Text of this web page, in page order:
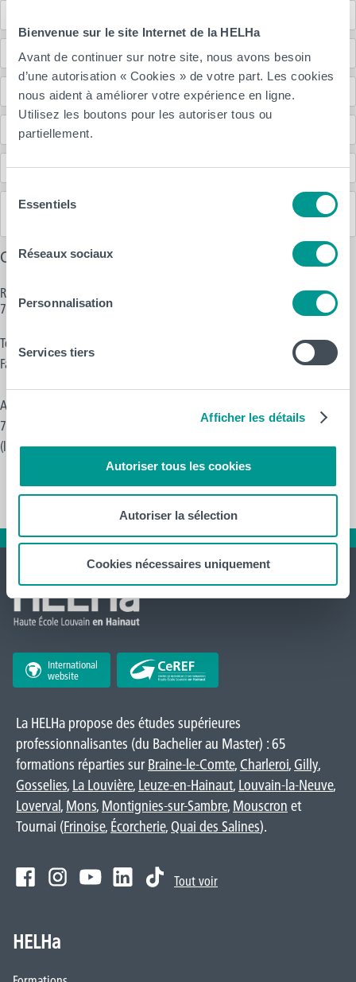
Bienvenue sur le site Internet de la HELHa
Avant de continuer sur notre site, nous avons besoin
d’une autorisation « Cookies » de votre part. Les cookies
nous aident à améliorer votre expérience en ligne.
Utilisez les boutons pour les autoriser tous ou
partiellement.
Essentiels
Réseaux sociaux
Personnalisation
Services tiers
Afficher les détails
Autoriser tous les cookies
Autoriser la sélection
Cookies nécessaires uniquement
Master en Enseignement Section 3 (de 11 à 15 ans)
Instituteur·trice préscolaire (AVANT 2023)
Instituteur·trice primaire (AVANT 2023)
Professeur dans le secondaire (AVANT 2023)
Professeur dans le secondaire - Section Technique, Technologique et
Coordonnées
Rue d'Horrues 174a
7090 Braine-le-Comte
Tél : +32 (0)67 55 47 37
Fax : +32 (0)67 55 47 38
Accès pour les étudiant·e·s et visiteurs : 101, rue des Postes
7090 Braine-le-Comte, Belgique
(longer l'INDBE)
International
website
La HELHa propose des études supérieures
professionnalisantes (du Bachelier au Master) : 65
formations réparties surBraine-le-Comte, Charleroi, Gilly,
Gosselies, La Louvière, Leuze-en-Hainaut, Louvain-la-Neuve,
Loverval, Mons, Montignies-sur-Sambre, Mouscron et
Tournai (Frinoise, Écorcherie, Quai des Salines).
Tout voir
HELHa